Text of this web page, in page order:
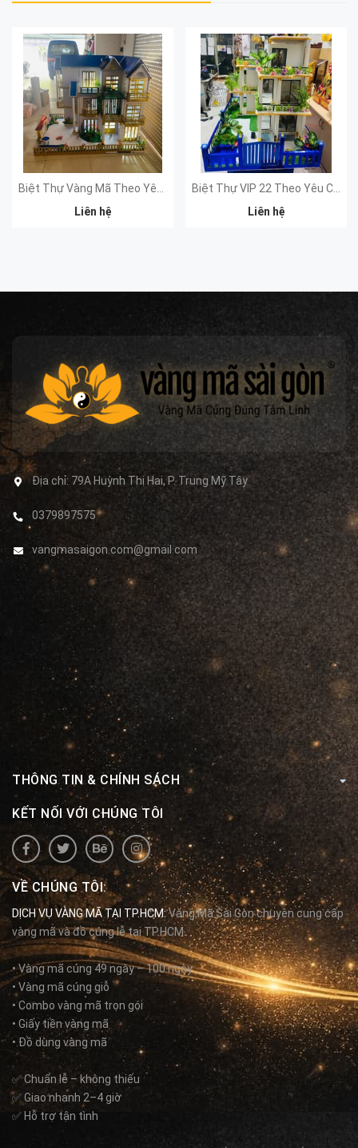
Liên hệ
Liên hệ
Địa chỉ: 79A Huỳnh Thị Hai, P. Trung Mỹ Tây
0379897575
vangmasaigon.com@gmail.com
THÔNG TIN & CHÍNH SÁCH
KẾT NỐI VỚI CHÚNG TÔI
VỀ CHÚNG TÔI:
DỊCH VỤ VÀNG MÃ TẠI TP.HCM: Vàng Mã Sài Gòn chuyên cung cấp
vàng mã và đồ cúng lễ tại TP.HCM.
• Vàng mã cúng 49 ngày – 100 ngày
• Vàng mã cúng giỗ
• Combo vàng mã trọn gói
• Giấy tiền vàng mã
• Đồ dùng vàng mã
✅ Chuẩn lễ – không thiếu
✅ Giao nhanh 2–4 giờ
✅ Hỗ trợ tận tình